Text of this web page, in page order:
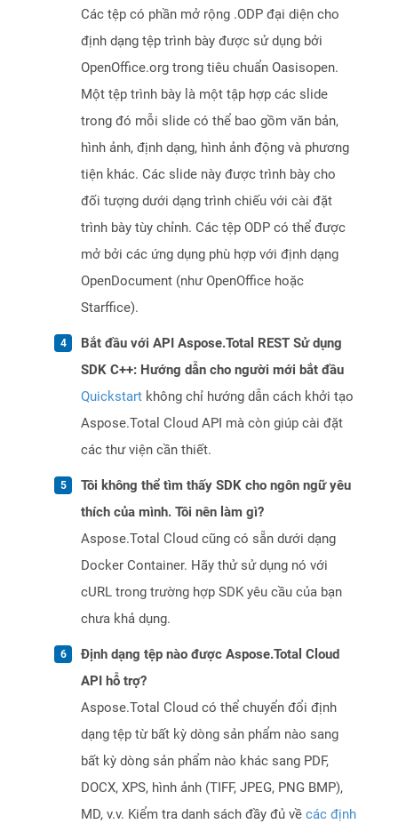
Các tệp có phần mở rộng .ODP đại diện cho
định dạng tệp trình bày được sử dụng bởi
OpenOffice.org trong tiêu chuẩn Oasisopen.
Một tệp trình bày là một tập hợp các slide
trong đó mỗi slide có thể bao gồm văn bản,
hình ảnh, định dạng, hình ảnh động và phương
tiện khác. Các slide này được trình bày cho
đối tượng dưới dạng trình chiếu với cài đặt
trình bày tùy chỉnh. Các tệp ODP có thể được
mở bởi các ứng dụng phù hợp với định dạng
OpenDocument (như OpenOffice hoặc
Starffice).
Bắt đầu với API Aspose.Total REST Sử dụng
SDK C++: Hướng dẫn cho người mới bắt đầu
Quickstart không chỉ hướng dẫn cách khởi tạo
Aspose.Total Cloud API mà còn giúp cài đặt
các thư viện cần thiết.
Tôi không thể tìm thấy SDK cho ngôn ngữ yêu
thích của mình. Tôi nên làm gì?
Aspose.Total Cloud cũng có sẵn dưới dạng
Docker Container. Hãy thử sử dụng nó với
cURL trong trường hợp SDK yêu cầu của bạn
chưa khả dụng.
Định dạng tệp nào được Aspose.Total Cloud
API hỗ trợ?
Aspose.Total Cloud có thể chuyển đổi định
dạng tệp từ bất kỳ dòng sản phẩm nào sang
bất kỳ dòng sản phẩm nào khác sang PDF,
DOCX, XPS, hình ảnh (TIFF, JPEG, PNG BMP),
MD, v.v. Kiểm tra danh sách đầy đủ về các định